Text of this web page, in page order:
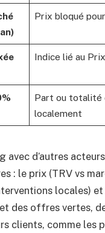
Prix bloqué
Indice lié au
Part ou totalité
localement
avec d’autres
: le prix (TRV vs
locales)
des offres vertes,
clients, comme les